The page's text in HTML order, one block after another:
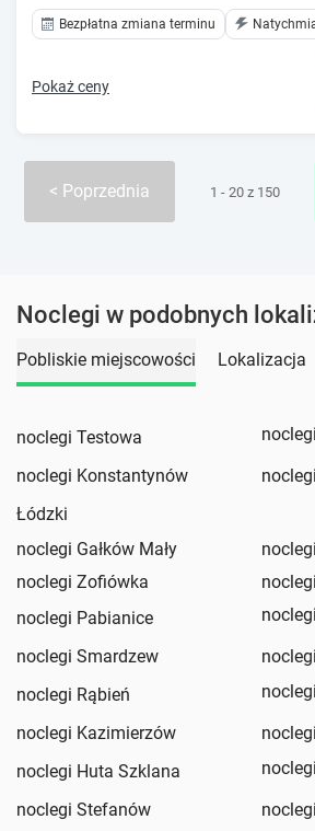
Bezpłatna zmiana terminu
Pokaż ceny
Poprzednia 1 - 20 z 150
Noclegi w podobnych
Pobliskie miejscowości Lokalizacja
noclegi Testowa
noclegi Konstantynów
Łódzki
noclegi Gałków Mały
noclegi Zofiówka
noclegi Pabianice
noclegi Smardzew
noclegi Rąbień
noclegi Kazimierzów
noclegi Huta Szklana
noclegi Stefanów